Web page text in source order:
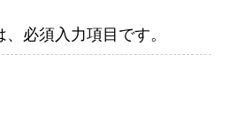
必須入力項目です。